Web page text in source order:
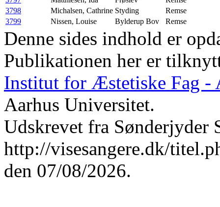
3798
Michalsen, Cathrine Styding
Remse
3799
Nissen, Louise Bylderup Bov Remse
Denne sides indhold er
Publikationen her er
Institut for Æstetiske Fag -
Aarhus Universitet.
Udskrevet fra Sønderjyder
http://visesangere.dk/
den 07/08/2026.